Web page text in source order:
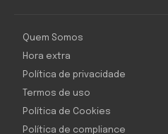
Quem Somos
Hora extra
Política de privacidade
Termos de uso
Política de Cookies
Política de compliance